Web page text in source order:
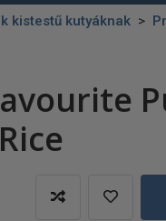
kistestű kutyáknak